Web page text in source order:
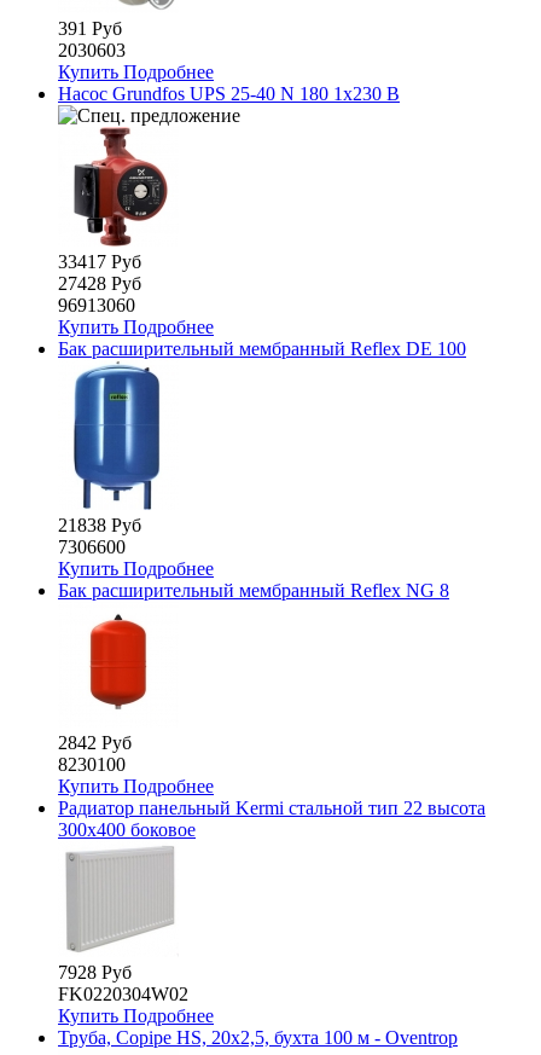
391 Руб
2030603
Купить Подробнее
Насос Grundfos UPS 25-40 N 180 1х230 B
33417 Руб
27428 Руб
96913060
Купить Подробнее
Бак расширительный мембранный Reflex DE 100
21838 Руб
7306600
Купить Подробнее
Бак расширительный мембранный Reflex NG 8
2842 Руб
8230100
Купить Подробнее
Радиатор панельный Kermi стальной тип 22 высота
300х400 боковое
7928 Руб
FK0220304W02
Купить Подробнее
Труба, Copipe HS, 20x2,5, бухта 100 м - Oventrop